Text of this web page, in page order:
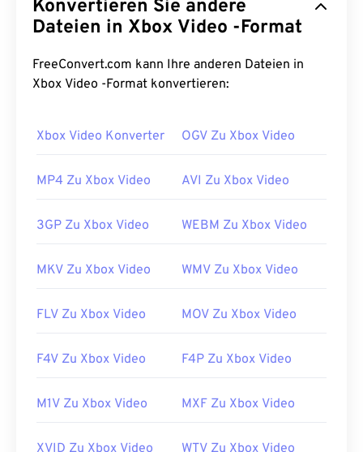
für Windows-Multimediainhalte dient. Microsoft hat
es für Streaming und system- und
Kapitel, Untertitel, Metadaten-Tags, Streaming und
Hardware-Player, jedoch keine Menüs.
bestenden Windows Media Player. Alternativ ist
enthalten kann, die möglicherweise als
Erstveröffentlichung:
1995
https://en.wikipedia.org/wiki/
us/windows/desktop/wmformat/overview-of-the-
Konvertieren Sie andere
Dateien in Xbox Video -Format
FreeConvert.com kann Ihre anderen Dateien in
Xbox Video -Format konvertieren:
Xbox Video Konverter OGV Zu Xbox Video
MP4 Zu Xbox Video AVI Zu Xbox Video
3GP Zu Xbox Video WEBM Zu Xbox Video
MKV Zu Xbox Video WMV Zu Xbox Video
FLV Zu Xbox Video MOV Zu Xbox Video
F4V Zu Xbox Video F4P Zu Xbox Video
M1V Zu Xbox Video MXF Zu Xbox Video